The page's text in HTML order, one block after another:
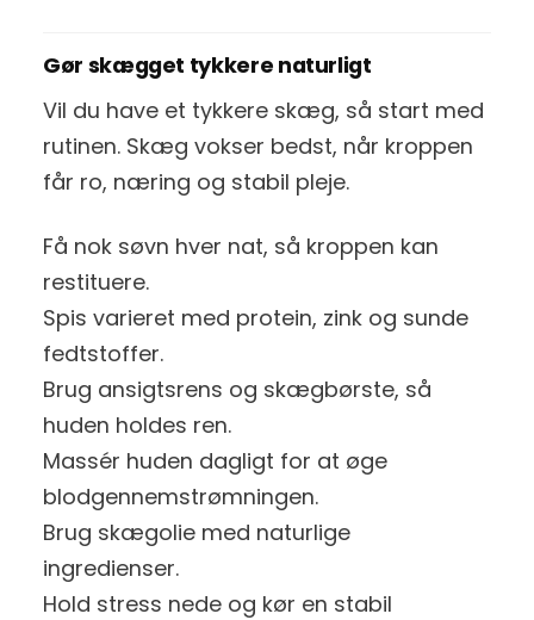
Gør skægget tykkere naturligt
Vil du have et tykkere skæg, så start med
rutinen. Skæg vokser bedst, når kroppen
får ro, næring og stabil pleje.
Få nok søvn hver nat, så kroppen kan
restituere.
Spis varieret med protein, zink og sunde
fedtstoffer.
Brug ansigtsrens og skægbørste, så
huden holdes ren.
Massér huden dagligt for at øge
blodgennemstrømningen.
Brug skægolie med naturlige
ingredienser.
Hold stress nede og kør en stabil